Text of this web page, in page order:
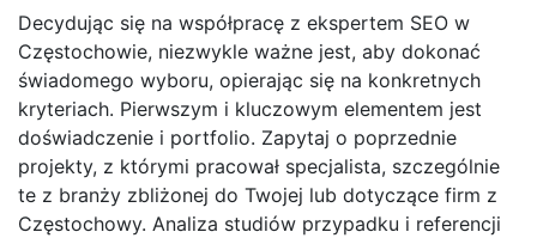
Decydując się na współpracę z ekspertem SEO w
Częstochowie, niezwykle ważne jest, aby dokonać
świadomego wyboru, opierając się na konkretnych
kryteriach. Pierwszym i kluczowym elementem jest
doświadczenie i portfolio. Zapytaj o poprzednie
projekty, z którymi pracował specjalista, szczególnie
te z branży zbliżonej do Twojej lub dotyczące firm z
Częstochowy. Analiza studiów przypadku i referencji